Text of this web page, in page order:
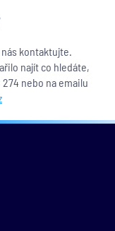
kontaktujte.
najít co hledáte,
nebo na emailu